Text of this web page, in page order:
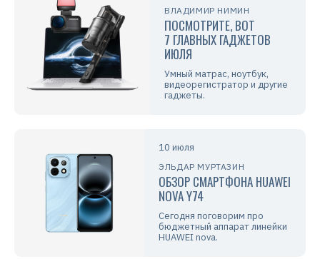
ВЛАДИМИР НИМИН
ПОСМОТРИТЕ, ВОТ
7 ГЛАВНЫХ ГАДЖЕТОВ
ИЮЛЯ
Умный матрас, ноутбук,
видеорегистратор и другие
гаджеты.
10 июля
ЭЛЬДАР МУРТАЗИН
ОБЗОР СМАРТФОНА HUAWEI
NOVA Y74
Сегодня поговорим про
бюджетный аппарат линейки
HUAWEI nova.